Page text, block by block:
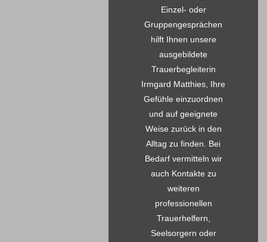
Einzel- oder
Gruppengesprächen
hilft Ihnen unsere
ausgebildete
Trauerbegleiterin
Irmgard Matthies, Ihre
Gefühle einzuordnen
und auf geeignete
Weise zurück in den
Alltag zu finden. Bei
Bedarf vermitteln wir
auch Kontakte zu
weiteren
professionellen
Trauerhelfern,
Seelsorgern oder